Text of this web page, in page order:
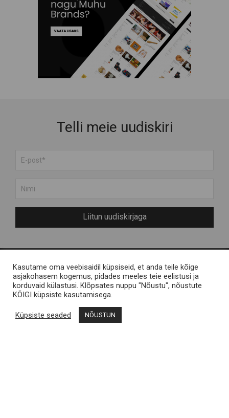
Telli meie uudiskiri
Liitun uudiskirjaga
Meist
Muhu saarest
Kontakt
Engelvels OÜ
Reg nr 11287246 / Liiva,
Kasutame oma veebisaidil küpsiseid, et anda teile kõige
asjakohasem kogemus, pidades meeles teie eelistusi ja
korduvaid külastusi. Klõpsates nuppu "Nõustu", nõustute
KÕIGI küpsiste kasutamisega.
Küpsiste seaded NÕUSTUN